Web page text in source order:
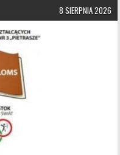
8 SIERPNIA 2026